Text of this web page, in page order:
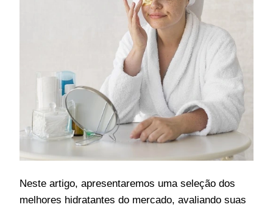
Neste artigo, apresentaremos uma seleção dos
melhores hidratantes do mercado, avaliando suas